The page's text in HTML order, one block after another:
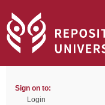
Sign on to:
Login